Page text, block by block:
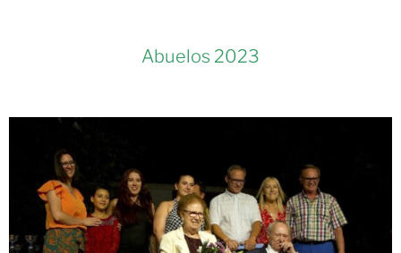
Abuelos 2023